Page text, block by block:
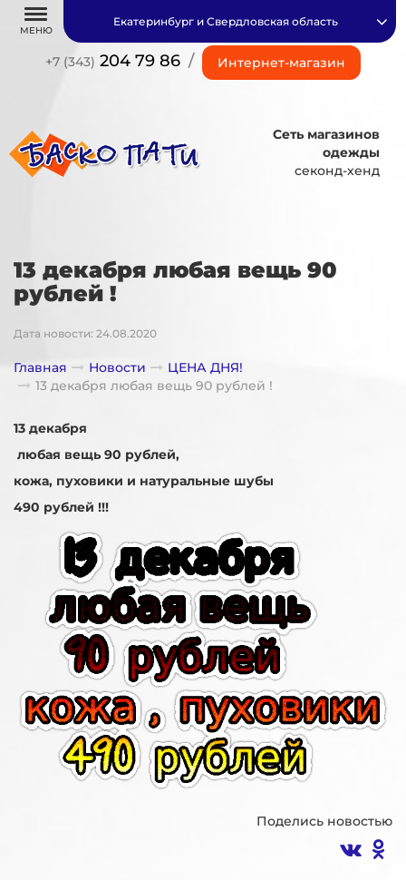
МЕНЮ
+7 (343) 204 79 86 / Интернет-магазин
Екатеринбург и Свердловская область
Сеть магазинов
одежды
секонд-хенд
13 декабря любая вещь 90
рублей !
Дата новости: 24.08.2020
Главная Новости
ЦЕНА ДНЯ!
13 декабря любая вещь 90 рублей !
13 декабря
любая вещь 90 рублей,
кожа, пуховики и натуральные шубы
490 рублей !!!
Поделись новостью